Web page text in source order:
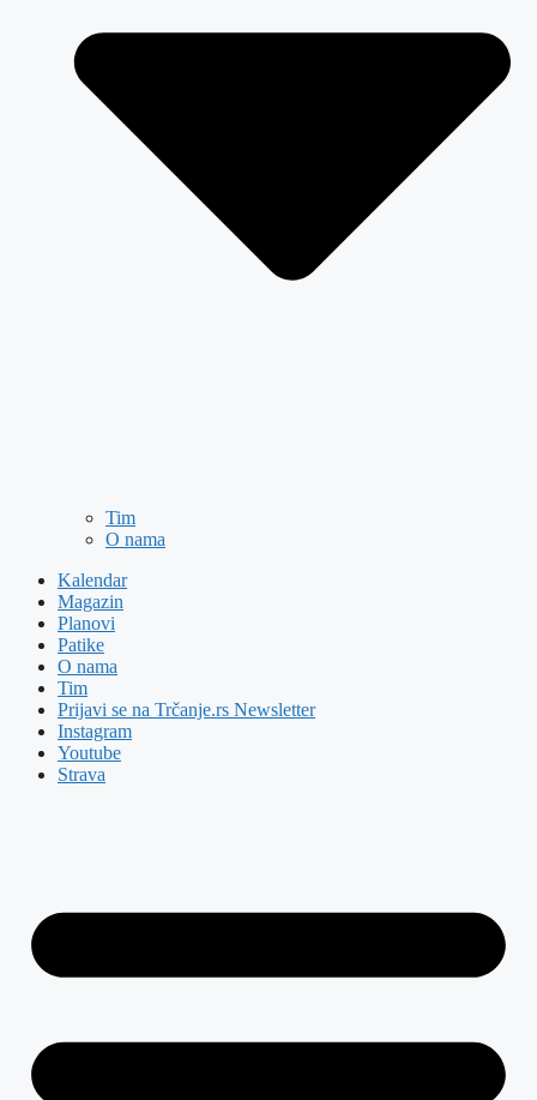
Tim
O nama
Kalendar
Magazin
Planovi
Patike
O nama
Tim
Prijavi se na Trčanje.rs Newsletter
Instagram
Youtube
Strava